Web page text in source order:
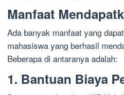
Manfaat
Ada banyak manfaat yang
mahasiswa yang berhasil
Beberapa di antaranya adalah:
1. Bantuan Biaya